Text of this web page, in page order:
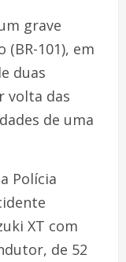
grave
101), em
duas
volta das
de uma
Polícia
XT com
de 52